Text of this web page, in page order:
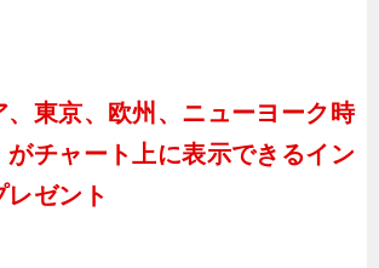
、東京、欧州、ニューヨーク時
がチャート上に表示できるイン
レゼント